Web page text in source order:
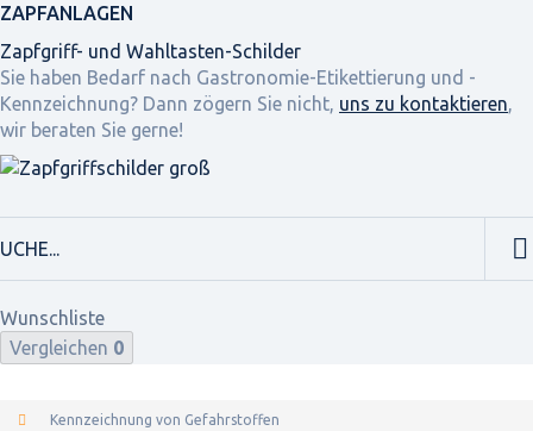
ZAPFANLAGEN
Zapfgriff- und Wahltasten-Schilder
Sie haben Bedarf nach Gastronomie-Etikettierung und -
Kennzeichnung? Dann zögern Sie nicht, uns zu kontaktieren,
wir beraten Sie gerne!
Wunschliste
Vergleichen 0
Kennzeichnung von Gefahrstoffen